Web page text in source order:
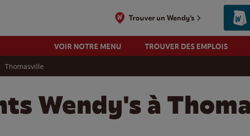
Trouver un Wendy's
VOIR NOTRE MENU TROUVER DES EMPLOIS
Thomasville
Wendy's à